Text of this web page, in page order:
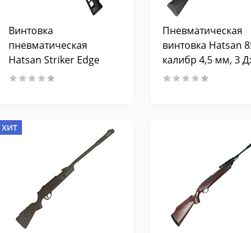
Винтовка
пневматическая
Hatsan Striker Edge
(переломка, пластик)
Пневматическая
винтовка Hatsan
калибр 4,5 мм, 3
ХИТ